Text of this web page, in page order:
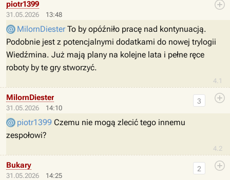
31.05.2026 13:48
4.1
piotr1399
MilornDiesterTo by opóźniło pracę nad kontynuacją.
Podobnie jest z potencjalnymi dodatkami do nowej trylogii
Wiedźmina. Już mają plany na kolejne lata i pełne ręce
roboty by te gry stworzyć.
31.05.2026 14:10
4.2
3
MilornDiester
piotr1399 Czemu nie mogą zlecić tego innemu
zespołowi?
31.05.2026 14:25
2
Bukary